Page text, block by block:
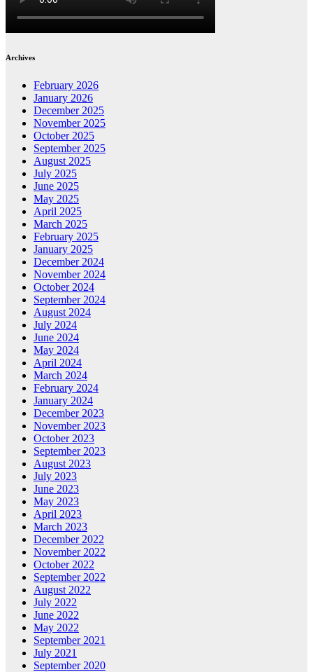
Archives
February 2026
January 2026
December 2025
November 2025
October 2025
September 2025
August 2025
July 2025
June 2025
May 2025
April 2025
March 2025
February 2025
January 2025
December 2024
November 2024
October 2024
September 2024
August 2024
July 2024
June 2024
May 2024
April 2024
March 2024
February 2024
January 2024
December 2023
November 2023
October 2023
September 2023
August 2023
July 2023
June 2023
May 2023
April 2023
March 2023
December 2022
November 2022
October 2022
September 2022
August 2022
July 2022
June 2022
May 2022
September 2021
July 2021
September 2020